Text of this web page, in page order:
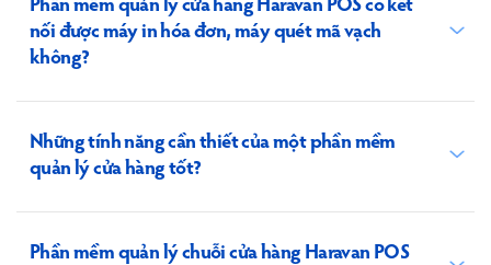
Phần mềm quản lý cửa hàng Haravan POS có kết
nối được máy in hóa đơn, máy quét mã vạch
không?
Những tính năng cần thiết của một phần mềm
quản lý cửa hàng tốt?
Phần mềm quản lý chuỗi cửa hàng Haravan POS